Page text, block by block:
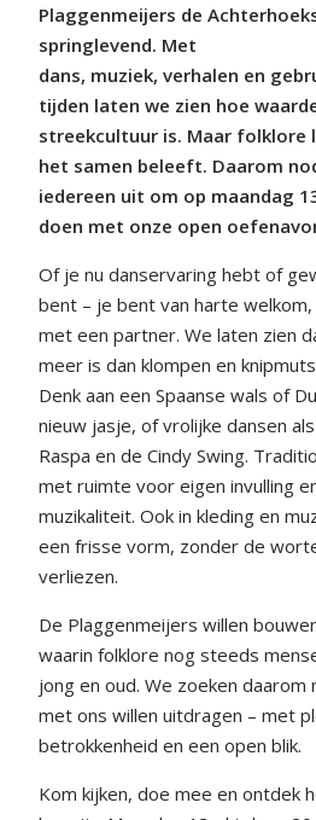
Plaggenmeijers de
springlevend. Met
dans, muziek, verhalen en
tijden laten we zien hoe
streekcultuur is. Maar folklore
het samen beleeft. Daarom
iedereen uit om op maandag
doen met onze open
Of je nu danservaring hebt of
bent – je bent van harte
met een partner. We laten zien
meer is dan klompen en
Denk aan een Spaanse wals of
nieuw jasje, of vrolijke dansen
Raspa en de Cindy Swing.
met ruimte voor eigen invulling
muzikaliteit. Ook in kleding en
een frisse vorm, zonder de
verliezen.
De Plaggenmeijers willen
waarin folklore nog steeds
jong en oud. We zoeken
met ons willen uitdragen – met
betrokkenheid en een open blik.
Kom kijken, doe mee en ontdek